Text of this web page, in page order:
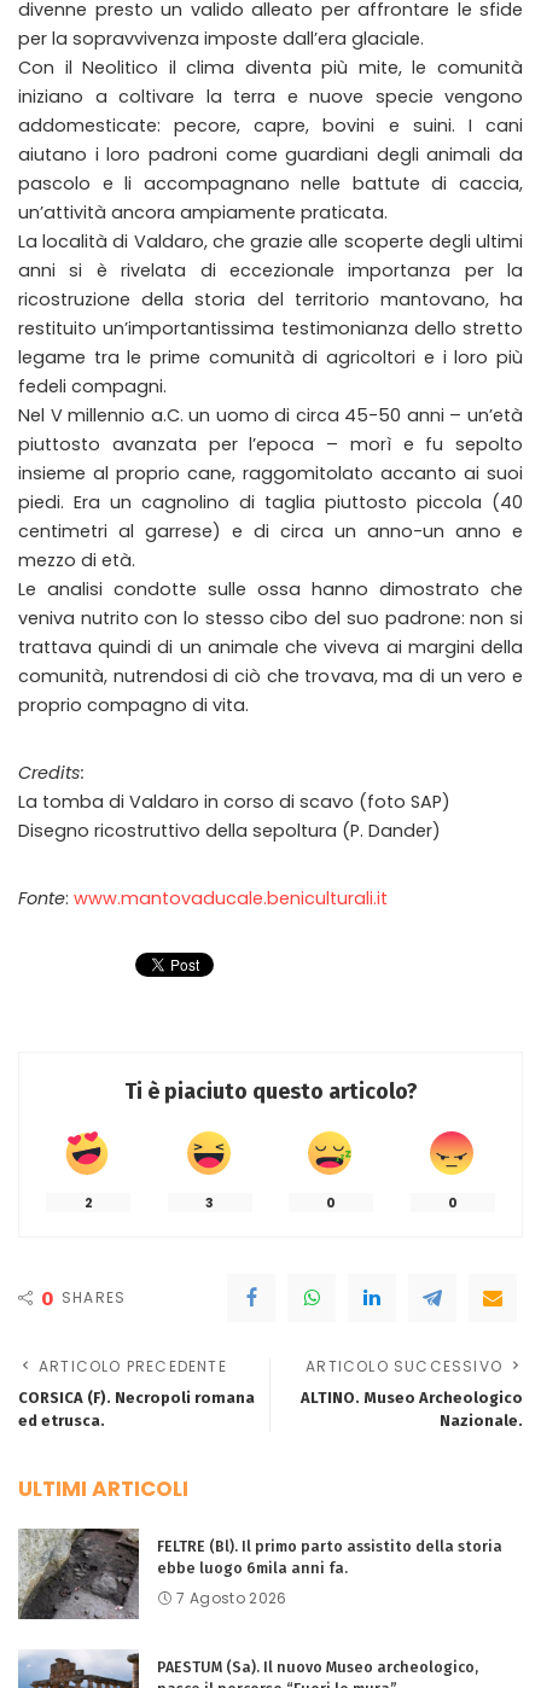
divenne presto un valido alleato per affrontare le sfide
per la sopravvivenza imposte dall’era glaciale.
Con il Neolitico il clima diventa più mite, le comunità
iniziano a coltivare la terra e nuove specie vengono
addomesticate: pecore, capre, bovini e suini. I cani
aiutano i loro padroni come guardiani degli animali da
pascolo e li accompagnano nelle battute di caccia,
un’attività ancora ampiamente praticata.
La località di Valdaro, che grazie alle scoperte degli ultimi
anni si è rivelata di eccezionale importanza per la
ricostruzione della storia del territorio mantovano, ha
restituito un’importantissima testimonianza dello stretto
legame tra le prime comunità di agricoltori e i loro più
fedeli compagni.
Nel V millennio a.C. un uomo di circa 45-50 anni – un’età
piuttosto avanzata per l’epoca – morì e fu sepolto
insieme al proprio cane, raggomitolato accanto ai suoi
piedi. Era un cagnolino di taglia piuttosto piccola (40
centimetri al garrese) e di circa un anno-un anno e
mezzo di età.
Le analisi condotte sulle ossa hanno dimostrato che
veniva nutrito con lo stesso cibo del suo padrone: non si
trattava quindi di un animale che viveva ai margini della
comunità, nutrendosi di ciò che trovava, ma di un vero e
proprio compagno di vita.
Credits:
La tomba di Valdaro in corso di scavo (foto SAP)
Disegno ricostruttivo della sepoltura (P. Dander)
Fonte: www.mantovaducale.beniculturali.it
Ti è piaciuto questo articolo?
2 3 0 0
0 SHARES
ARTICOLO PRECEDENTE
CORSICA (F). Necropoli romana
ed etrusca.
ARTICOLO SUCCESSIVO
ALTINO. Museo Archeologico
Nazionale.
ULTIMI ARTICOLI
FELTRE (Bl). Il primo parto assistito della storia
ebbe luogo 6mila anni fa.
7 Agosto 2026
PAESTUM (Sa). Il nuovo Museo archeologico,